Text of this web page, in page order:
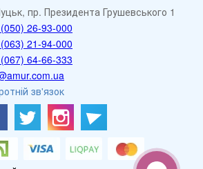
пр. Президента Грушевського 1
26-93-000
21-94-000
64-66-333
зв'язок